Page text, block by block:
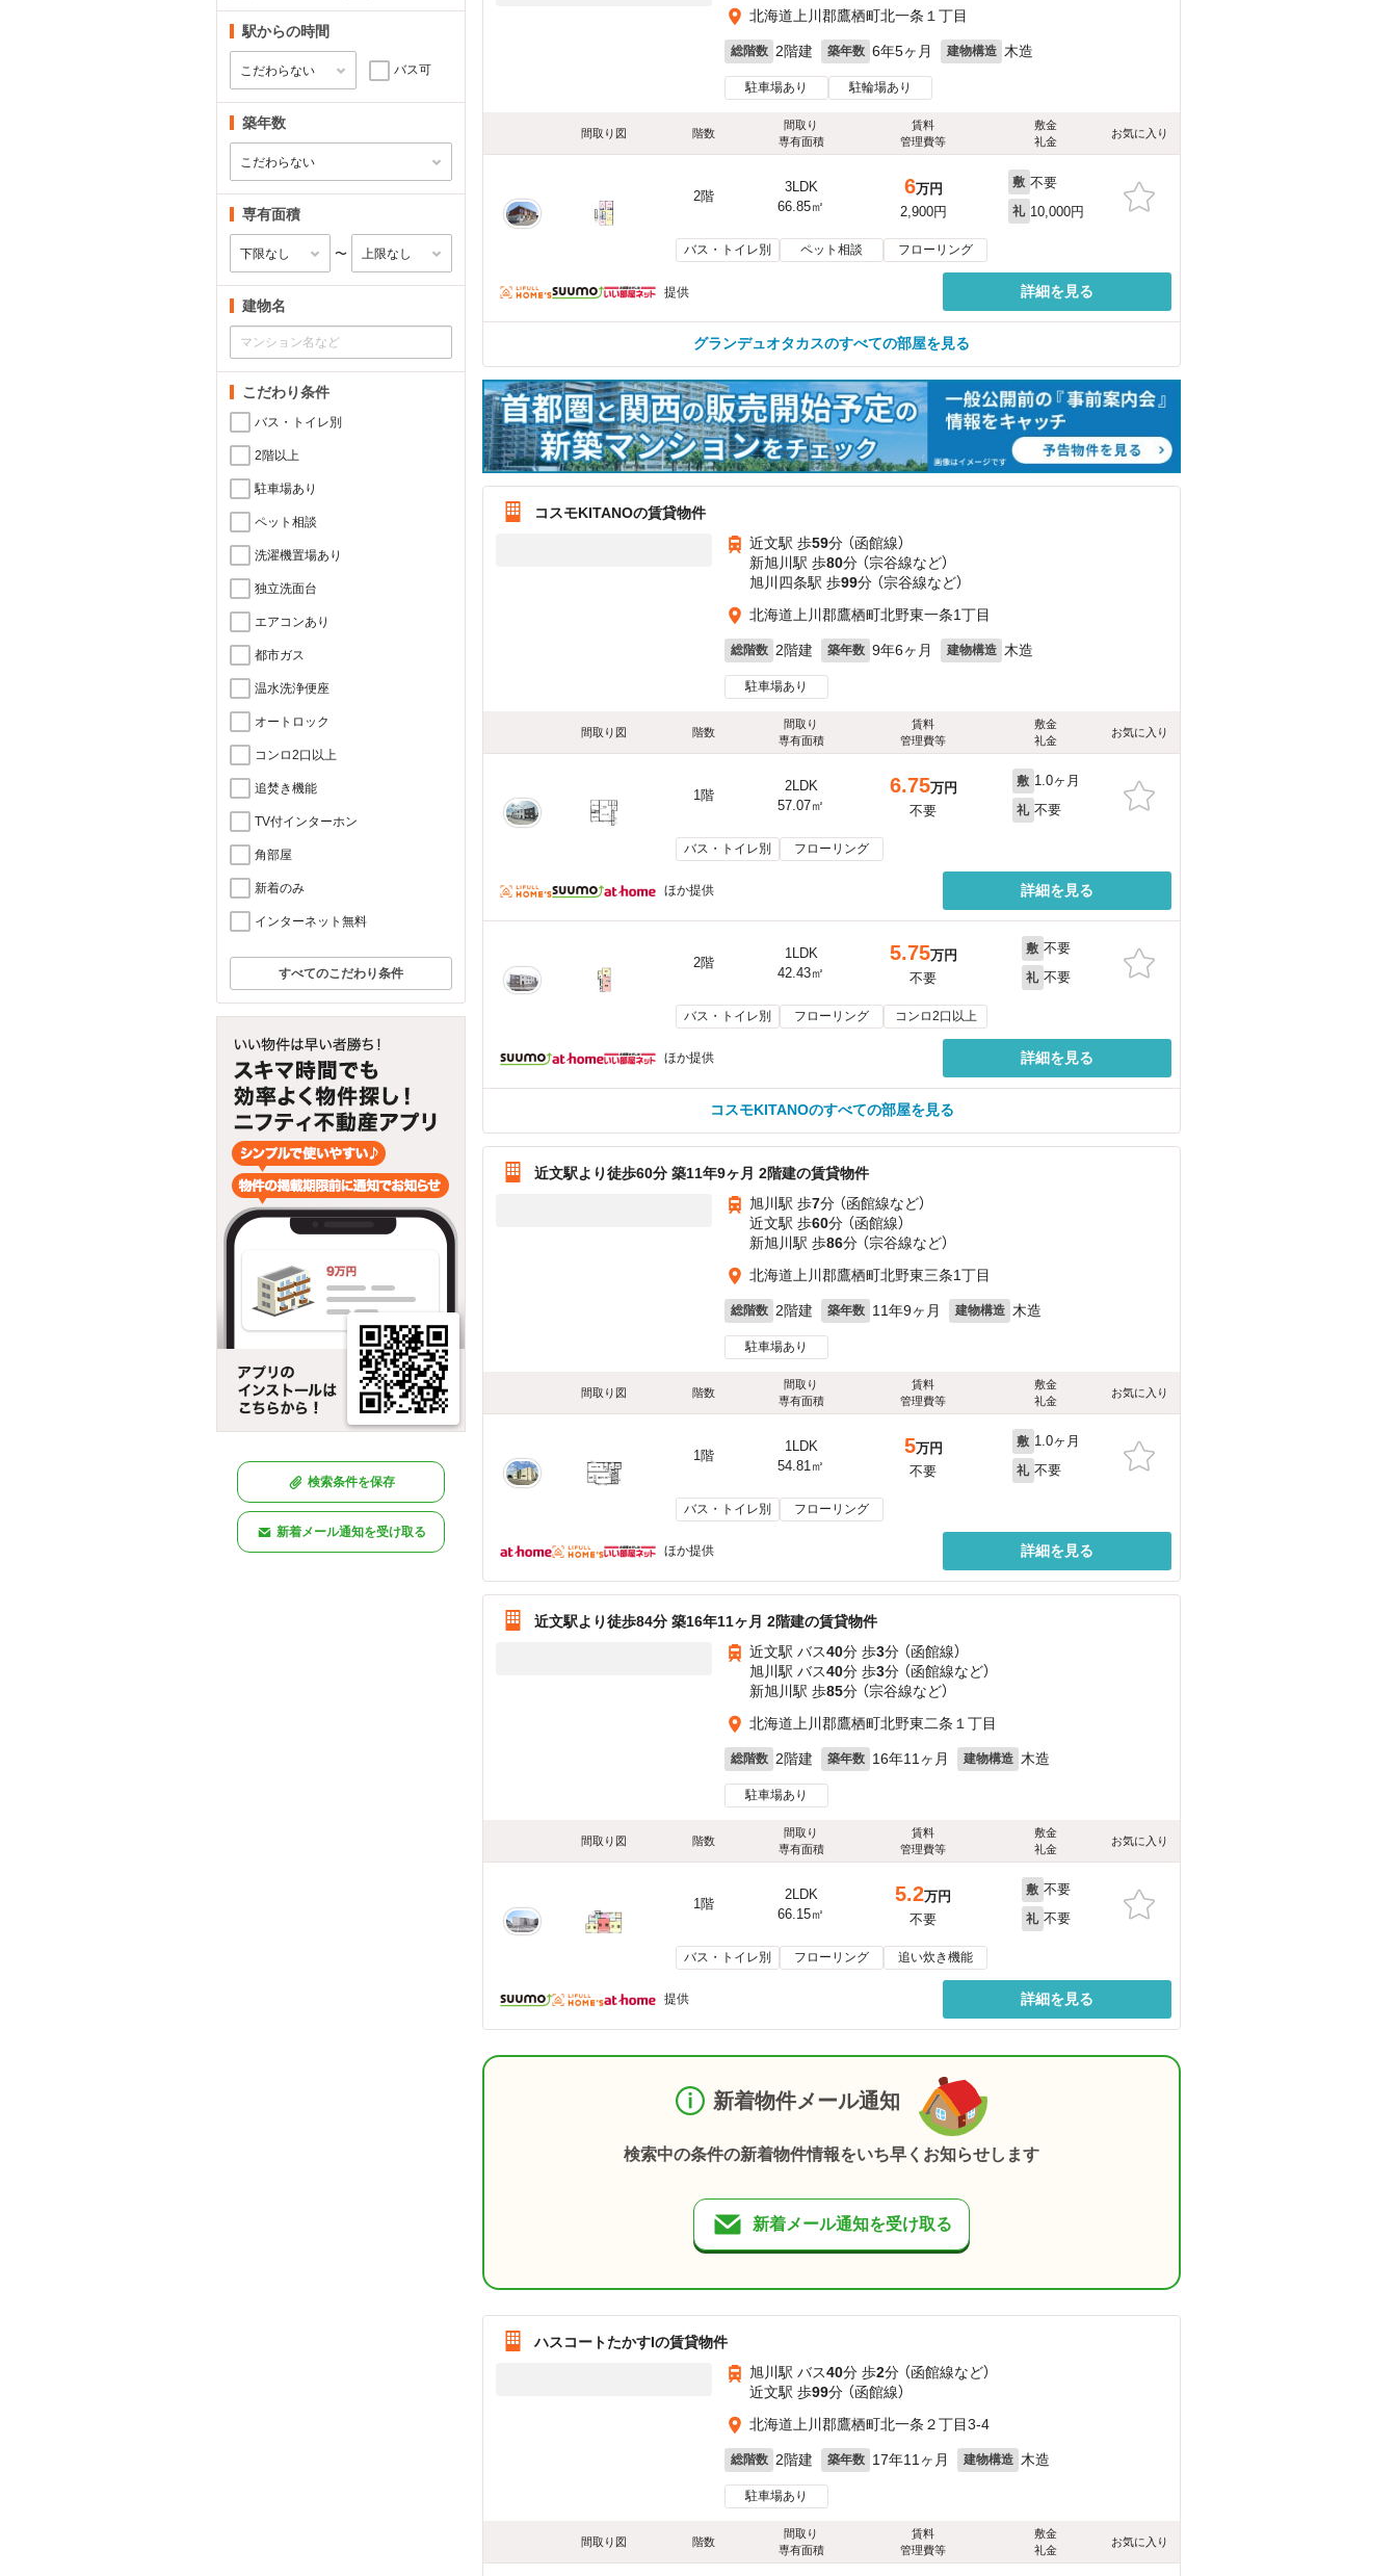
駅からの時間
バス可
築年数
専有面積
〜
建物名
こだわり条件
バス・トイレ別
2階以上
駐車場あり
ペット相談
洗濯機置場あり
独立洗面台
エアコンあり
都市ガス
温水洗浄便座
オートロック
コンロ2口以上
追焚き機能
TV付インターホン
角部屋
新着のみ
インターネット無料
すべてのこだわり条件
検索条件を保存
新着メール通知を受け取る
北海道上川郡鷹栖町北一条１丁目
総階数 2階建 築年数 6年5ヶ月 建物構造 木造
駐車場あり 駐輪場あり
間取り図 階数
間取り
専有面積
賃料
管理費等
敷金
礼金
お気に入り
2階
3LDK
66.85㎡
6万円
2,900円
敷 不要
礼 10,000円
バス・トイレ別 ペット相談 フローリング
提供 詳細を見る
グランデュオタカスのすべての部屋を見る
コスモKITANOの賃貸物件
近文駅 歩59分 （函館線）
新旭川駅 歩80分 （宗谷線など）
旭川四条駅 歩99分 （宗谷線など）
北海道上川郡鷹栖町北野東一条1丁目
総階数 2階建 築年数 9年6ヶ月 建物構造 木造
駐車場あり
間取り図 階数
間取り
専有面積
賃料
管理費等
敷金
礼金
お気に入り
1階
2LDK
57.07㎡
6.75万円
不要
敷 1.0ヶ月
礼 不要
バス・トイレ別 フローリング
ほか提供 詳細を見る
2階
1LDK
42.43㎡
5.75万円
不要
敷 不要
礼 不要
バス・トイレ別 フローリング コンロ2口以上
ほか提供 詳細を見る
コスモKITANOのすべての部屋を見る
近文駅より徒歩60分 築11年9ヶ月 2階建の賃貸物件
旭川駅 歩7分 （函館線など）
近文駅 歩60分 （函館線）
新旭川駅 歩86分 （宗谷線など）
北海道上川郡鷹栖町北野東三条1丁目
総階数 2階建 築年数 11年9ヶ月 建物構造 木造
駐車場あり
間取り図 階数
間取り
専有面積
賃料
管理費等
敷金
礼金
お気に入り
1階
1LDK
54.81㎡
5万円
不要
敷 1.0ヶ月
礼 不要
バス・トイレ別 フローリング
ほか提供 詳細を見る
近文駅より徒歩84分 築16年11ヶ月 2階建の賃貸物件
近文駅 バス40分 歩3分 （函館線）
旭川駅 バス40分 歩3分 （函館線など）
新旭川駅 歩85分 （宗谷線など）
北海道上川郡鷹栖町北野東二条１丁目
総階数 2階建 築年数 16年11ヶ月 建物構造 木造
駐車場あり
間取り図 階数
間取り
専有面積
賃料
管理費等
敷金
礼金
お気に入り
1階
2LDK
66.15㎡
5.2万円
不要
敷 不要
礼 不要
バス・トイレ別 フローリング 追い炊き機能
提供 詳細を見る
新着物件メール通知
検索中の条件の新着物件情報をいち早くお知らせします
新着メール通知を受け取る
ハスコートたかすIの賃貸物件
旭川駅 バス40分 歩2分 （函館線など）
近文駅 歩99分 （函館線）
北海道上川郡鷹栖町北一条２丁目3-4
総階数 2階建 築年数 17年11ヶ月 建物構造 木造
駐車場あり
間取り図 階数
間取り
専有面積
賃料
管理費等
敷金
礼金
お気に入り